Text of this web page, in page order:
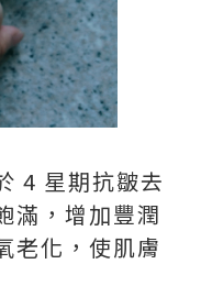
4 星期抗皺去
滿，增加豐潤
老化，使肌膚